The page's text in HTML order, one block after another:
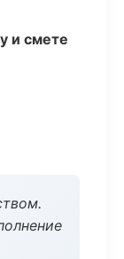
и смете